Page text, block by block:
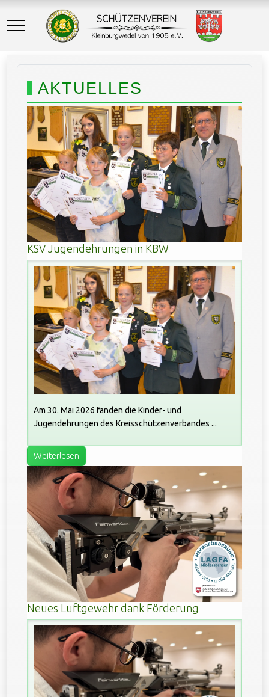
Mobile Menu Toggle
AKTUELLES
KSV Jugendehrungen in KBW
Am 30. Mai 2026 fanden die Kinder- und
Jugendehrungen des Kreisschützenverbandes ...
Weiterlesen
Neues Luftgewehr dank Förderung